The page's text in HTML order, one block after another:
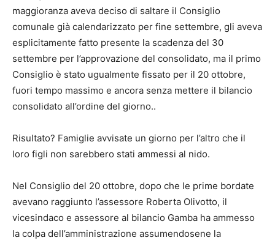
maggioranza aveva deciso di saltare il Consiglio
comunale già calendarizzato per fine settembre, gli aveva
esplicitamente fatto presente la scadenza del 30
settembre per l’approvazione del consolidato, ma il primo
Consiglio è stato ugualmente fissato per il 20 ottobre,
fuori tempo massimo e ancora senza mettere il bilancio
consolidato all’ordine del giorno..
Risultato? Famiglie avvisate un giorno per l’altro che il
loro figli non sarebbero stati ammessi al nido.
Nel Consiglio del 20 ottobre, dopo che le prime bordate
avevano raggiunto l’assessore Roberta Olivotto, il
vicesindaco e assessore al bilancio Gamba ha ammesso
la colpa dell’amministrazione assumendosene la